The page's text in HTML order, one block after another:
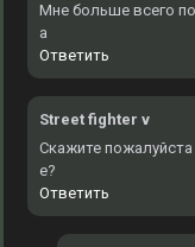
Мне больше всего
а
Ответить
Street fighter v
Скажите
е?
Ответить